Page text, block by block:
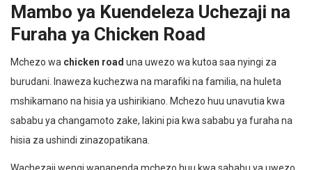
Mambo ya Kuendeleza Uchezaji na
Furaha ya Chicken Road
Mchezo wa chicken road una uwezo wa kutoa saa nyingi za
burudani. Inaweza kuchezwa na marafiki na familia, na huleta
mshikamano na hisia ya ushirikiano. Mchezo huu unavutia kwa
sababu ya changamoto zake, lakini pia kwa sababu ya furaha na
hisia za ushindi zinazopatikana.
Wachezaji wengi wanapenda mchezo huu kwa sababu ya uwezo